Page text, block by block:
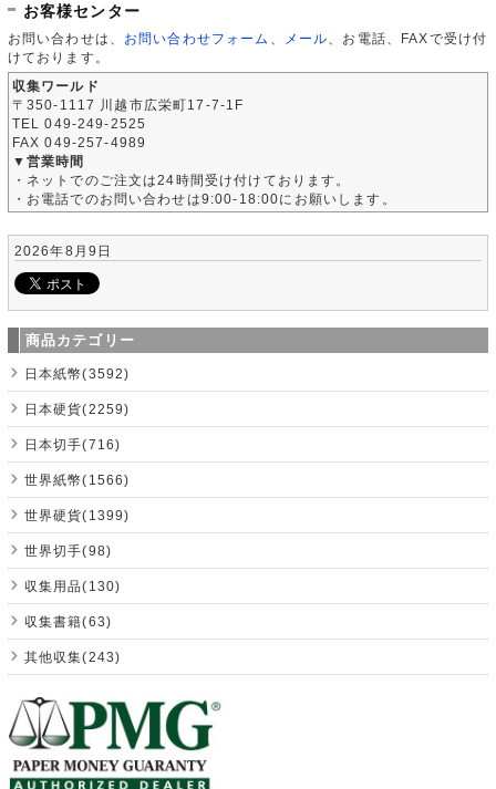
お客様センター
お問い合わせは、 お問い合わせフォーム メール 、お電話、FAXで受け付
けております。
収集ワールド
〒350-1117 川越市広栄町17-7-1F
TEL 049-249-2525
FAX 049-257-4989
▼営業時間
・ネットでのご注文は24時間受け付けております。
・お電話でのお問い合わせは9:00-18:00にお願いします。
2026年8月9日
商品カテゴリー
日本紙幣(3592)
日本硬貨(2259)
日本切手(716)
世界紙幣(1566)
世界硬貨(1399)
世界切手(98)
収集用品(130)
収集書籍(63)
其他収集(243)